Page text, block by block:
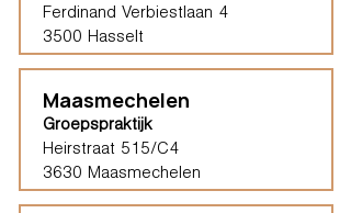
Ferdinand Verbiestlaan 4
3500 Hasselt
Maasmechelen
Groepspraktijk
Heirstraat 515/C4
3630 Maasmechelen​